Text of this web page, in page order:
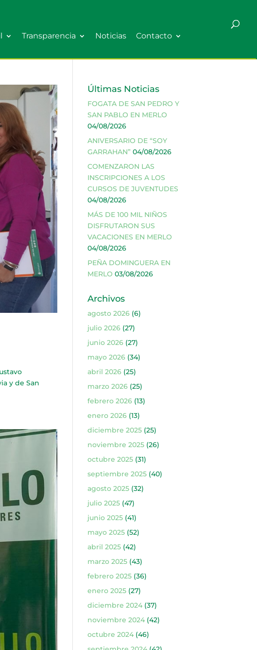
Transparencia Noticias Contacto
y de San
Últimas Noticias
FOGATA DE SAN PEDRO Y
SAN PABLO EN MERLO
04/08/2026
ANIVERSARIO DE “SOY
GARRAHAN” 04/08/2026
COMENZARON LAS
INSCRIPCIONES A LOS
CURSOS DE JUVENTUDES
04/08/2026
MÁS DE 100 MIL NIÑOS
DISFRUTARON SUS
VACACIONES EN MERLO
04/08/2026
PEÑA DOMINGUERA EN
MERLO 03/08/2026
Archivos
agosto 2026(6)
julio 2026(27)
junio 2026(27)
mayo 2026(34)
abril 2026(25)
marzo 2026(25)
febrero 2026(13)
enero 2026(13)
diciembre 2025(25)
noviembre 2025(26)
octubre 2025(31)
septiembre 2025(40)
agosto 2025(32)
julio 2025(47)
junio 2025(41)
mayo 2025(52)
abril 2025(42)
marzo 2025(43)
febrero 2025(36)
enero 2025(27)
diciembre 2024(37)
noviembre 2024(42)
octubre 2024(46)